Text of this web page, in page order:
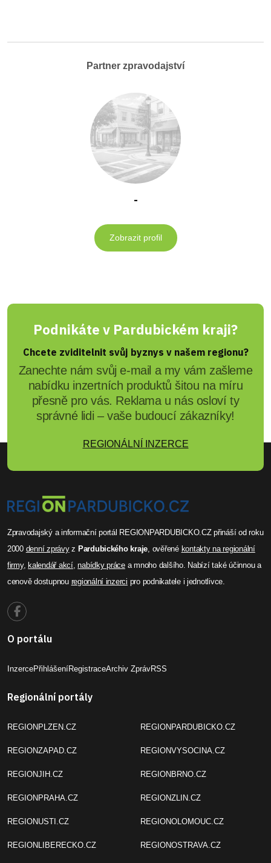
Partner zpravodajství
-
Zobrazit profil
Podnikáte v Pardubickém kraji?
Chcete zviditelnit svůj byznys v našem regionu?
Zanechte nám svůj e-mail a my vám zašleme
nabídku inzertních produktů šitou na míru
přesně pro vás. Reklama u nás osloví ty
správné lidi – vaše budoucí zákazníky!
REGIONÁLNÍ INZERCE
Zpravodajský a informační portál REGIONPARDUBICKO.CZ přináší od roku
2000 denní zprávyz Pardubického kraje , ověřené kontakty na regionální
firmy,kalendář akcí,nabídky prácea mnoho dalšího. Nabízí také účinnou a
cenově dostupnou regionální inzerci pro podnikatele i jednotlivce.
O portálu
InzercePřihlášeníRegistraceArchiv ZprávRSS
Regionální portály
REGIONPLZEN.CZ
REGIONZAPAD.CZ
REGIONJIH.CZ
REGIONPRAHA.CZ
REGIONUSTI.CZ
REGIONLIBERECKO.CZ
REGIONPARDUBICKO.CZ
REGIONVYSOCINA.CZ
REGIONBRNO.CZ
REGIONZLIN.CZ
REGIONOLOMOUC.CZ
REGIONOSTRAVA.CZ